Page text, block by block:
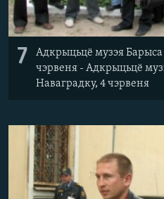
7
Адкрыцьцё музэя Барыса
чэрвеня - Адкрыцьцё
Наваградку, 4 чэрвеня